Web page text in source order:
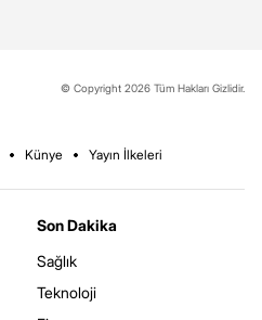
© Copyright 2026 Tüm Hakları Gizlidir.
Künye Yayın İlkeleri
Son Dakika
Sağlık
Teknoloji